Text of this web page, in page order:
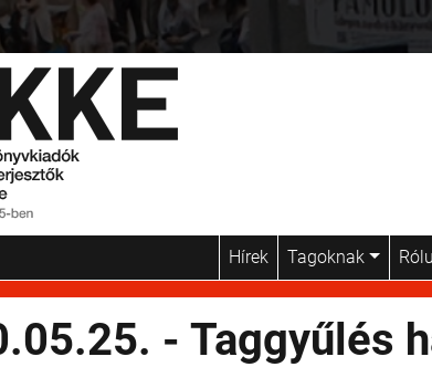
Hírek Tagoknak
- Taggyűlés